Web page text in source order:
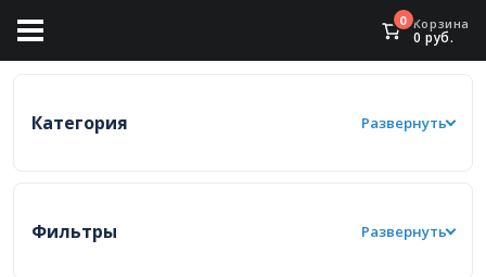
0 Корзина
0 руб.
Категория Развернуть
Фильтры Развернуть